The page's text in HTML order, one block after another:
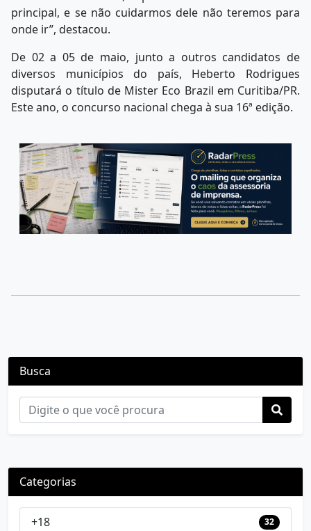
principal, e se não cuidarmos dele não teremos para
onde ir”, destacou.
De 02 a 05 de maio, junto a outros candidatos de
diversos municípios do país, Heberto Rodrigues
disputará o título de Mister Eco Brazil em Curitiba/PR.
Este ano, o concurso nacional chega à sua 16ª edição.
Busca
Categorias
+18 32